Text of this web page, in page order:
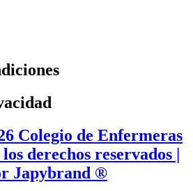
Colegio de Enfermeras
derechos reservados |
Japybrand ®